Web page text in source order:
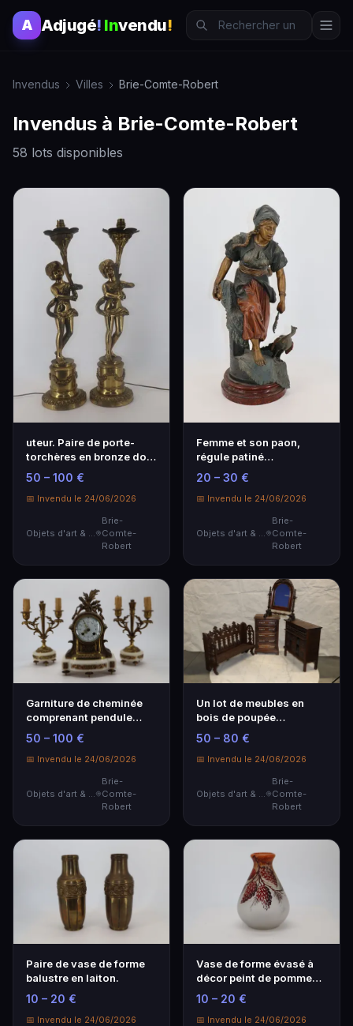
A Adjugé! Invendu!
Invendus Villes Brie-Comte-Robert
Invendus à Brie-Comte-Robert
58 lots disponibles
uteur. Paire de porte-
torchères en bronze doré
et métal doré…
50 – 100 €
📅 Invendu le 24/06/2026
Brie-
Comte-
Robert
Femme et son paon,
régule patiné
polychrome.
20 – 30 €
📅 Invendu le 24/06/2026
Brie-
Comte-
Robert
Garniture de cheminée
comprenant pendule
(hauteur: 30 cm), b…
50 – 100 €
📅 Invendu le 24/06/2026
Brie-
Comte-
Robert
Un lot de meubles en
bois de poupée
comprenant: miroir
psych…
50 – 80 €
📅 Invendu le 24/06/2026
Brie-
Comte-
Robert
Paire de vase de forme
balustre en laiton.
10 – 20 €
📅 Invendu le 24/06/2026
Vase de forme évasé à
décor peint de pommes
de pin.
10 – 20 €
📅 Invendu le 24/06/2026